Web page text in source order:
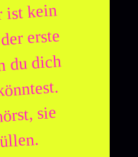
ist kein
erste
du dich
sie